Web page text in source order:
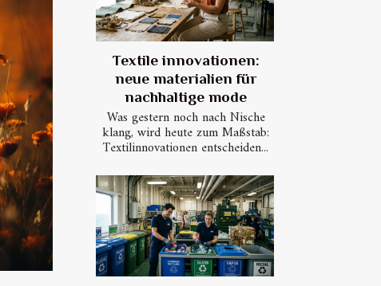
Textile innovationen:
neue materialien für
nachhaltige mode
Was gestern noch nach Nische
klang, wird heute zum Maßstab:
Textilinnovationen entscheiden...